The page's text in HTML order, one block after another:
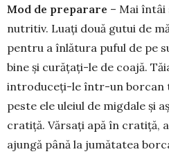
Mod de preparare – Mai întâi
nutritiv. Luați două gutui de
pentru a înlătura puful de pe
bine și curățați-le de coajă.
introdu­ceți-le într-un
peste ele uleiul de migdale și
cratiță. Vărsați apă în cratiță,
ajungă până la jumătatea